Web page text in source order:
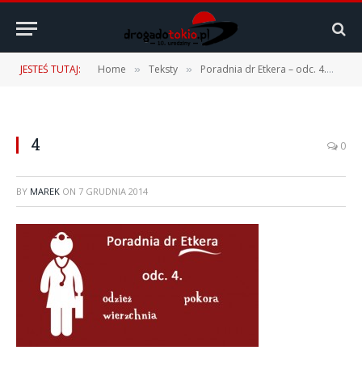
JESTEŚ TUTAJ: Home » Teksty » Poradnia dr Etkera – odc. 4.
4 0
BY MAREK ON 7 GRUDNIA 2014